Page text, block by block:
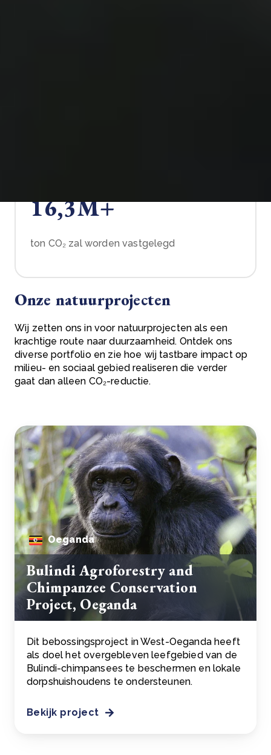
16,3M+
ton CO₂ zal worden vastgelegd
Onze natuurprojecten
Wij zetten ons in voor natuurprojecten als een
krachtige route naar duurzaamheid. Ontdek ons
diverse portfolio en zie hoe wij tastbare impact op
milieu- en sociaal gebied realiseren die verder
gaat dan alleen CO₂-reductie.
Oeganda
Bulindi Agroforestry and
Chimpanzee Conservation
Project, Oeganda
Dit bebossingsproject in West-Oeganda heeft
als doel het overgebleven leefgebied van de
Bulindi-chimpansees te beschermen en lokale
dorpshuishoudens te ondersteunen.
Bekijk project